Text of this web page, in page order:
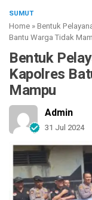
SUMUT
Home »Bentuk
Bantu Warga Tidak
Bentuk
Kapolres
Mampu
Admin
31 Jul 2024